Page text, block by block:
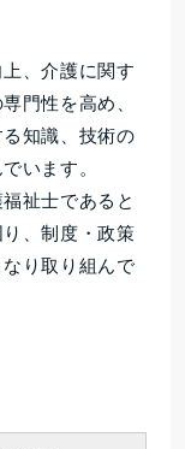
、介護に関す
門性を高め、
知識、技術の
います。
祉士であると
、制度・政策
り取り組んで